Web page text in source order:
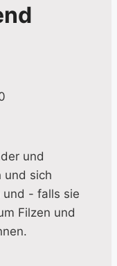
und
und sich
und - falls sie
Filzen und